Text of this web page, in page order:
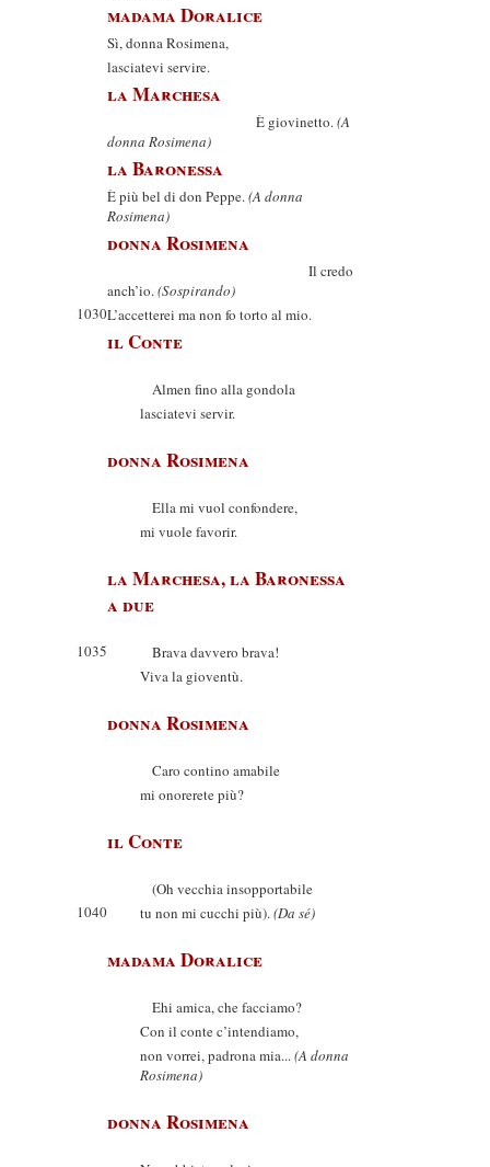
madama Doralice
Sì, donna Rosimena,
lasciatevi servire.
la Marchesa
È giovinetto.(A
donna Rosimena)
la Baronessa
È più bel di don Peppe.(A donna
Rosimena)
donna Rosimena
Il credo
anch’io.(Sospirando)
1030L’accetterei ma non fo torto al mio.
il Conte
Almen fino alla gondola
lasciatevi servir.
donna Rosimena
Ella mi vuol confondere,
mi vuole favorir.
la Marchesa, la Baronessa
a due
1035
Brava davvero brava!
Viva la gioventù.
donna Rosimena
Caro contino amabile
mi onorerete più?
il Conte
(Oh vecchia insopportabile
1040
tu non mi cucchi più).(Da sé)
madama Doralice
Ehi amica, che facciamo?
Con il conte c’intendiamo,
non vorrei, padrona mia...(A donna
Rosimena)
donna Rosimena